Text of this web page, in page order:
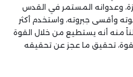
وعدوانه المستمر في القدس
وأقسى جبروته، واستخدم أكثر
منه أنه يستطيع من خلال القوة
تحقيق ما عجز عن تحقيقه